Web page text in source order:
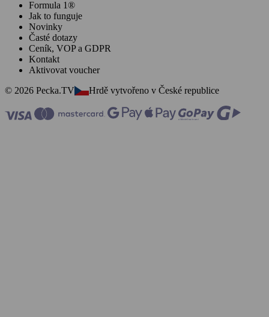
Formula 1®
Jak to funguje
Novinky
Časté dotazy
Ceník, VOP a GDPR
Kontakt
Aktivovat voucher
© 2026 Pecka.TV
Hrdě vytvořeno v České republice